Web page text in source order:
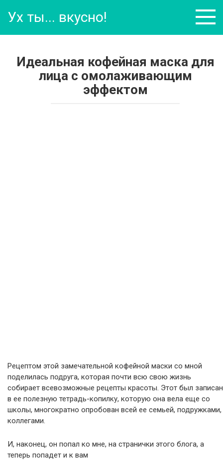
Ух ты... вкусно!
Идеальная кофейная маска для
лица с омолаживающим
эффектом
Рецептом этой замечательной кофейной маски со мной
поделилась подруга, которая почти всю свою жизнь
собирает всевозможные рецепты красоты. Этот был записан
в ее полезную тетрадь-копилку, которую она вела еще со
школы, многократно опробован всей ее семьей, подружками,
коллегами.
И, наконец, он попал ко мне, на странички этого блога, а
теперь попадет и к вам